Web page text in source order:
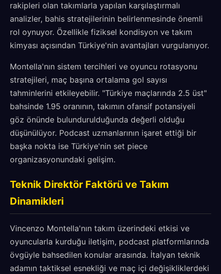
rakipleri olan takımlarla yapılan karşılaştırmalı
analizler, bahis stratejilerinin belirlenmesinde önemli
rol oynuyor. Özellikle fiziksel kondisyon ve takım
kimyası açısından Türkiye'nin avantajları vurgulanıyor.
Montella'nın sistem tercihleri ve oyuncu rotasyonu
stratejileri, maç başına ortalama gol sayısı
tahminlerini etkileyebilir. "Türkiye maçlarında 2.5 üst"
bahsinde 1.95 oranının, takımın ofansif potansiyeli
göz önünde bulundurulduğunda değerli olduğu
düşünülüyor. Podcast uzmanlarının işaret ettiği bir
başka nokta ise Türkiye'nin set piece
organizasyonundaki gelişim.
Teknik Direktör Faktörü ve Takım
Dinamikleri
Vincenzo Montella'nın takım üzerindeki etkisi ve
oyuncularla kurduğu iletişim, podcast platformlarında
övgüyle bahsedilen konular arasında. İtalyan teknik
adamın taktiksel esnekliği ve maç içi değişikliklerdeki